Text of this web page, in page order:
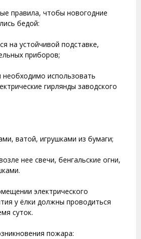
правила, чтобы новогодние
бедой:
на устойчивой подставке,
приборов;
необходимо использовать
гирлянды заводского
ватой, игрушками из бумаги;
нее свечи, бенгальские огни,
электрического
у ёлки должны проводиться
суток.
пожара: